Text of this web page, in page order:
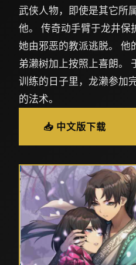
武侠人物，即使是其它所
他。 传奇动手臂于龙井保
她由邪恶的教派逃脱。 他
弟濑树加上按照上喜朗。
训练的日子里，龙濑参加
的法术。
📥 中文版下载